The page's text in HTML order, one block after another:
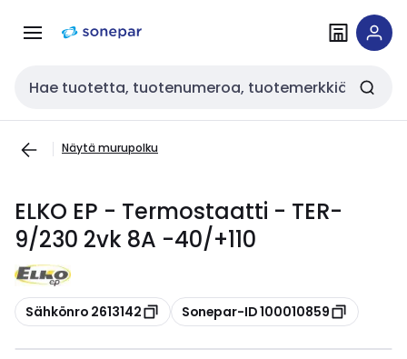
navigointiinsisältöön
Haku
Näytä murupolku
ELKO EP - Termostaatti - TER-
9/230 2vk 8A -40/+110
Kopioi
Sähkönro 2613142 Kopioi
Sonepar-ID 100010859